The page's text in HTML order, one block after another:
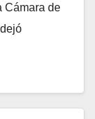
Cámara de